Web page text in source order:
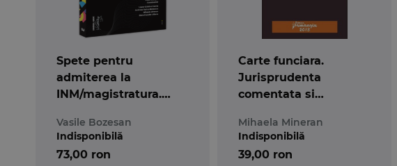
Spete pentru
admiterea la
INM/magistratura.
procesual civil - 2021
Vasile Bozesan
73,00 ron
Indisponibilă
Carte funciara.
Jurisprudenta
comentata si
noul Cod civil
Mihaela Mineran
39,00 ron
Indisponibilă